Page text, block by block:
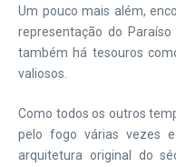
Um pouco mais além,
representação do
também há tesouros
valiosos.
Como todos os outros
pelo fogo várias vezes
arquitetura original do